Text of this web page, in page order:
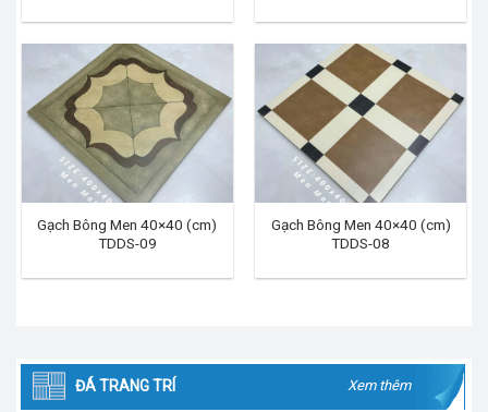
Gạch Bông Men 40×40 (cm)
TDDS-09
Gạch Bông Men 40×40 (cm)
TDDS-08
ĐÁ TRANG TRÍ Xem thêm